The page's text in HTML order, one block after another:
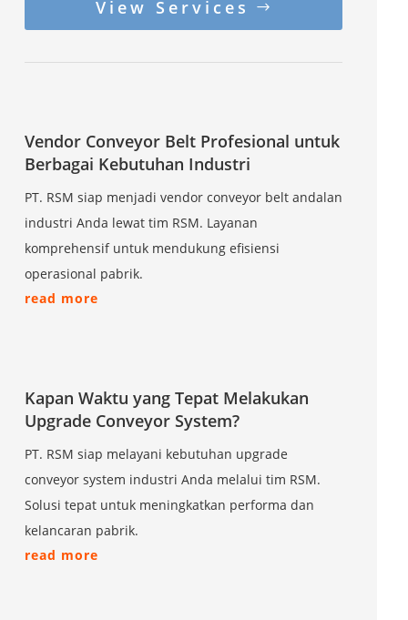
View Services
Vendor Conveyor Belt Profesional untuk
Berbagai Kebutuhan Industri
PT. RSM siap menjadi vendor conveyor belt andalan
industri Anda lewat tim RSM. Layanan
komprehensif untuk mendukung efisiensi
operasional pabrik.
read more
Kapan Waktu yang Tepat Melakukan
Upgrade Conveyor System?
PT. RSM siap melayani kebutuhan upgrade
conveyor system industri Anda melalui tim RSM.
Solusi tepat untuk meningkatkan performa dan
kelancaran pabrik.
read more